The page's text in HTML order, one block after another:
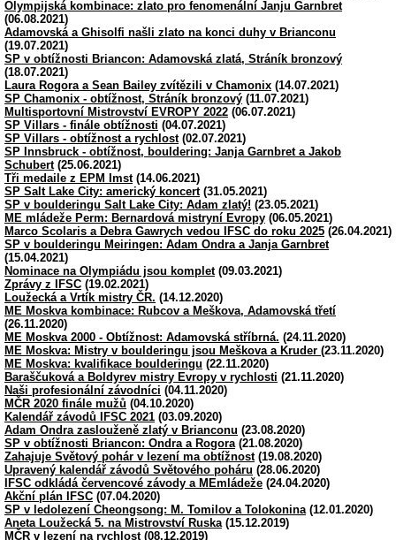
Olympijská kombinace: zlato pro fenomenální Janju Garnbret
(06.08.2021)
Adamovská a Ghisolfi našli zlato na konci duhy v Brianconu
(19.07.2021)
SP v obtížnosti Briancon: Adamovská zlatá, Stráník bronzový
(18.07.2021)
Laura Rogora a Sean Bailey zvítězili v Chamonix (14.07.2021)
SP Chamonix - obtížnost, Stráník bronzový (11.07.2021)
Multisportovní Mistrovství EVROPY 2022 (06.07.2021)
SP Villars - finále obtížnosti (04.07.2021)
SP Villars - obtížnost a rychlost(02.07.2021)
SP Innsbruck - obtížnost, bouldering: Janja Garnbret a Jakob
Schubert(25.06.2021)
Tři medaile z EPM Imst(14.06.2021)
SP Salt Lake City: americký koncert(31.05.2021)
SP v boulderingu Salt Lake City: Adam zlatý! (23.05.2021)
ME mládeže Perm: Bernardová mistryní Evropy (06.05.2021)
Marco Scolaris a Debra Gawrych vedou IFSC do roku 2025 (26.04.2021)
SP v boulderingu Meiringen: Adam Ondra a Janja Garnbret
(15.04.2021)
Nominace na Olympiádu jsou komplet(09.03.2021)
Zprávy z IFSC (19.02.2021)
Loužecká a Vrtík mistry ČR. (14.12.2020)
ME Moskva kombinace: Rubcov a Meškova, Adamovská třetí
(26.11.2020)
ME Moskva 2000 - Obtížnost: Adamovská stříbrná. (24.11.2020)
ME Moskva: Mistry v boulderingu jsou Meškova a Kruder (23.11.2020)
ME Moskva: kvalifikace boulderingu (22.11.2020)
Baraščuková a Boldyrev mistry Evropy v rychlosti (21.11.2020)
Naši profesionální závodníci (04.11.2020)
MČR 2020 finále mužů (04.10.2020)
Kalendář závodů IFSC 2021 (03.09.2020)
Adam Ondra zaslouženě zlatý v Brianconu (23.08.2020)
SP v obtížnosti Briancon: Ondra a Rogora (21.08.2020)
Zahajuje Světový pohár v lezení ma obtížnost(19.08.2020)
Upravený kalendář závodů Světového poháru (28.06.2020)
IFSC odkládá červencové závody a MEmládeže (24.04.2020)
Akční plán IFSC (07.04.2020)
SP v ledolezení Cheongsong: M. Tomilov a Tolokonina (12.01.2020)
Aneta Loužecká 5. na Mistrovství Ruska (15.12.2019)
MČR v lezení na rychlost(08.12.2019)